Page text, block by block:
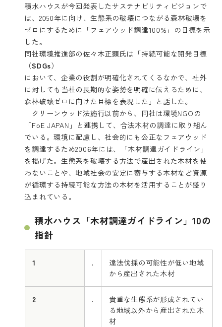
積水ハウスが今回発表したサステナビリティビジョンで
は、2050年に向け、生態系の破壊につながる森林破壊を
ゼロにするために「フェアウッド調達100%」の目標を示
した。
同社環境推進部の佐々木正顕氏は「持続可能な開発目標
（SDGs）
において、企業の役割が明確化されてくるなかで、社外
に対しても当社の長期的な姿勢を明確に伝えるために、
森林破壊ゼロに向けた目標を表現した」と話した。
クリーンウッド法施行以前から、同社は環境NGOの
「FoE JAPAN」と連携して、合法木材の調達に取り組ん
でいる。環境に配慮し、社会的にも公正なフェアウッド
を調達するため2006年には、「木材調達ガイドライン」
を掲げた。生態系を破壊する方法で産出された木材を使
わないことや、地域社会の安定に寄与する木材など資源
が循環する持続可能な方法の木材を活用することが盛り
込まれている。
積水ハウス「木材調達ガイドライン」10の
指針
1 .
違法伐採の可能性が低い地域
から産出された木材
2 .
貴重な生態系が形成されてい
る地域以外から産出された木
材